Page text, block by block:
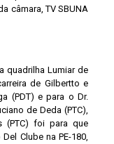
câmara, TV SBUNA
quadrilha Lumiar de
de Gilbertto e
(PDT) e para o Dr.
de Deda (PTC),
(PTC) foi para que
Clube na PE-180,